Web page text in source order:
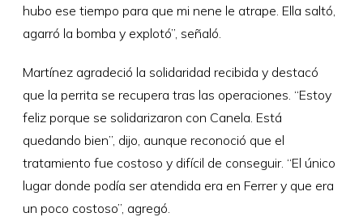
hubo ese tiempo para que mi nene le atrape. Ella saltó,
agarró la bomba y explotó”, señaló.
Martínez agradeció la solidaridad recibida y destacó
que la perrita se recupera tras las operaciones. “Estoy
feliz porque se solidarizaron con Canela. Está
quedando bien”, dijo, aunque reconoció que el
tratamiento fue costoso y difícil de conseguir. “El único
lugar donde podía ser atendida era en Ferrer y que era
un poco costoso”, agregó.